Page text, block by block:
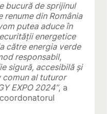
bucură de sprijinul
renume din România
putea aduce în
energetice
către energia verde
responsabil,
sigură, accesibilă și
comun al tuturor
EXPO 2024”, a